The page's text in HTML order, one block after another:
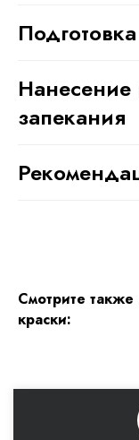
запекания
Смотрите
краски: